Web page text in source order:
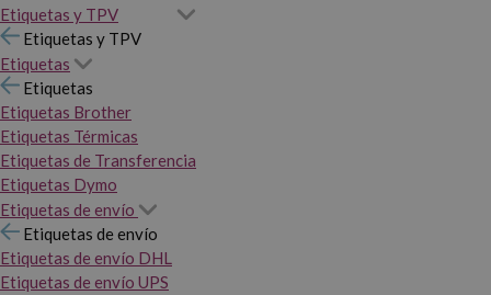
Etiquetas y TPV
Etiquetas y TPV
Etiquetas
Etiquetas
Etiquetas Brother
Etiquetas Térmicas
Etiquetas de Transferencia
Etiquetas Dymo
Etiquetas de envío
Etiquetas de envío
Etiquetas de envío DHL
Etiquetas de envío UPS